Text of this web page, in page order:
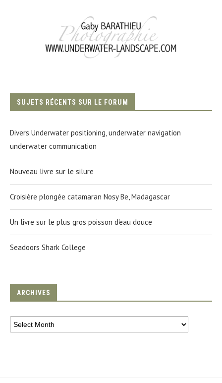
SUJETS RÉCENTS SUR LE FORUM
Divers Underwater positioning, underwater navigation
underwater communication
Nouveau livre sur le silure
Croisière plongée catamaran Nosy Be, Madagascar
Un livre sur le plus gros poisson d'eau douce
Seadoors Shark College
ARCHIVES